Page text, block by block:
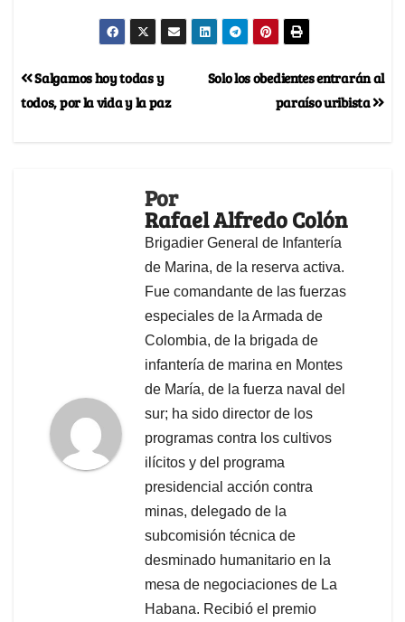
Solo los obedientes entrarán al
paraíso uribista
Salgamos hoy todas y
todos, por la vida y la paz
Por
Rafael Alfredo Colón
Brigadier General de Infantería
de Marina, de la reserva activa.
Fue comandante de las fuerzas
especiales de la Armada de
Colombia, de la brigada de
infantería de marina en Montes
de María, de la fuerza naval del
sur; ha sido director de los
programas contra los cultivos
ilícitos y del programa
presidencial acción contra
minas, delegado de la
subcomisión técnica de
desminado humanitario en la
mesa de negociaciones de La
Habana. Recibió el premio